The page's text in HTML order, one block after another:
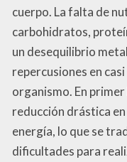
cuerpo. La falta de
carbohidratos,
un desequilibrio
repercusiones en
organismo. En
reducción drástica
energía, lo que se
dificultades para